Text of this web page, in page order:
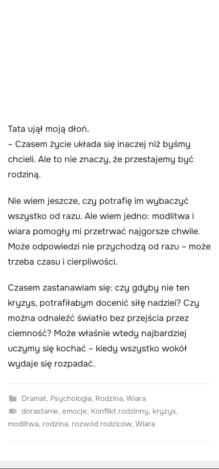
Tata ujął moją dłoń.
– Czasem życie układa się inaczej niż byśmy
chcieli. Ale to nie znaczy, że przestajemy być
rodziną.
Nie wiem jeszcze, czy potrafię im wybaczyć
wszystko od razu. Ale wiem jedno: modlitwa i
wiara pomogły mi przetrwać najgorsze chwile.
Może odpowiedzi nie przychodzą od razu – może
trzeba czasu i cierpliwości.
Czasem zastanawiam się: czy gdyby nie ten
kryzys, potrafiłabym docenić siłę nadziei? Czy
można odnaleźć światło bez przejścia przez
ciemność? Może właśnie wtedy najbardziej
uczymy się kochać – kiedy wszystko wokół
wydaje się rozpadać.
Dramat, Psychologia, Rodzina, Wiara
dorastanie, emocje, Konflikt rodzinny, kryzys,
modlitwa, rodzina, rozwód rodziców, Wiara